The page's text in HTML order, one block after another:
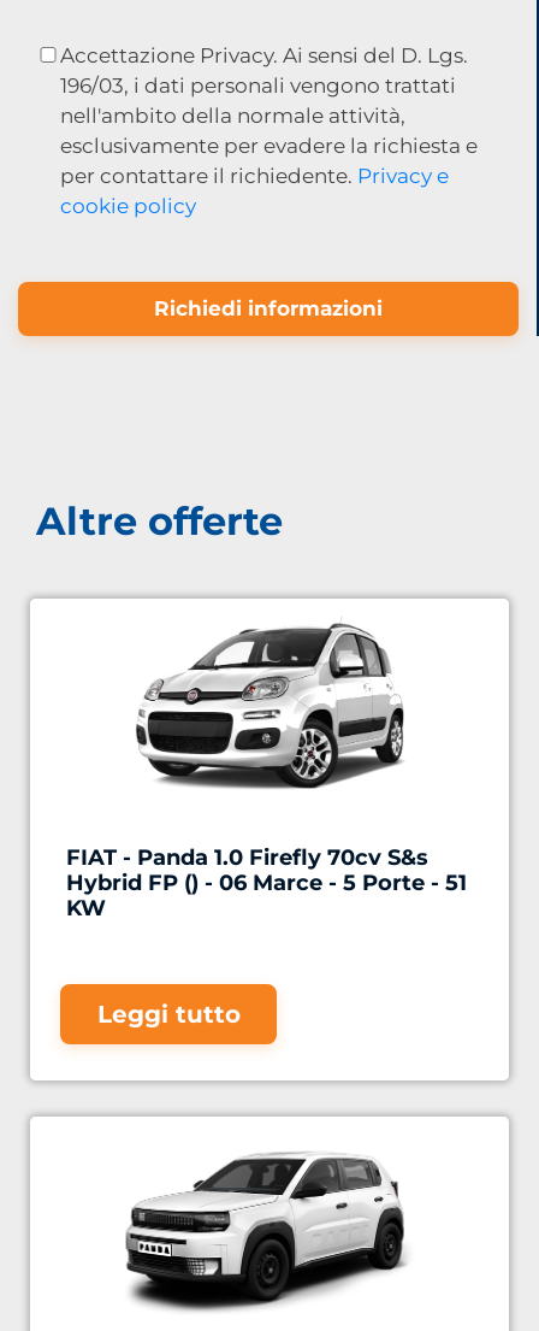
Accettazione Privacy. Ai sensi del D. Lgs.
196/03, i dati personali vengono trattati
nell'ambito della normale attività,
esclusivamente per evadere la richiesta e
per contattare il richiedente. Privacy e
cookie policy
Richiedi informazioni
Altre offerte
FIAT - Panda 1.0 Firefly 70cv S&s
Hybrid FP () - 06 Marce - 5 Porte - 51
KW
Leggi tutto